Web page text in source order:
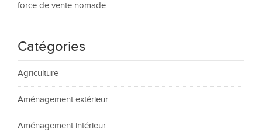
force de vente nomade
Catégories
Agriculture
Aménagement extérieur
Aménagement intérieur